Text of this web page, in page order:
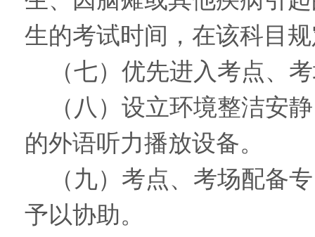
生的考试时间，在该科目
（七）优先进入考点、
（八）设立环境整洁安
的外语听力播放设备。
（九）考点、考场配备
予以协助。